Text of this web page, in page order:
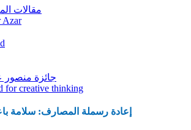
مقالات
Azar
جائزة منصور
for creative thinking
إعادة رسملة المصارف: سلامة